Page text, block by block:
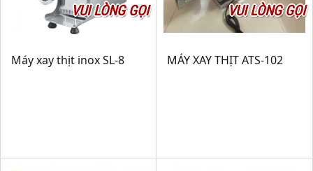
VUI LÒNG GỌI
Máy xay thịt inox SL-8
VUI LÒNG GỌI
MÁY XAY THỊT ATS-102